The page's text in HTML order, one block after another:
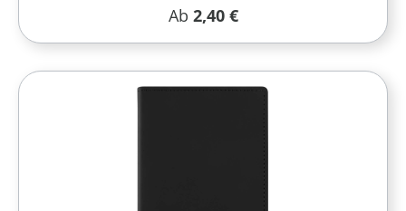
Regulärer Preis:
Ab 2,40 €